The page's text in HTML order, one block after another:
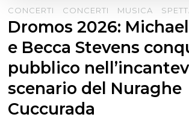
CONCERTI CONCERTI MUSICA
Dromos 2026:
e Becca Stevens
pubblico
scenario del Nuraghe
Cuccurada